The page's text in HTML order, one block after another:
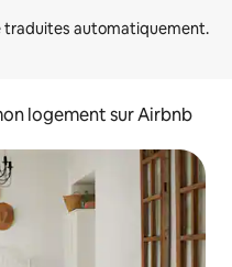
logement sur Airbnb